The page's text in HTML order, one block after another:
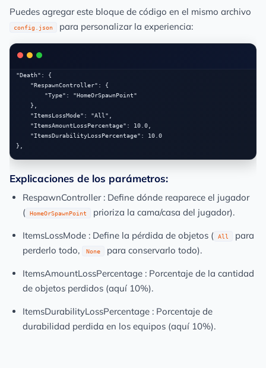
Puedes agregar este bloque de código en el mismo archivo
config.json para personalizar la experiencia:
"Death": {
Explicaciones de los parámetros:
RespawnController: Define dónde reaparece el jugador
( HomeOrSpawnPoint prioriza la cama/casa del jugador).
ItemsLossMode : Define la pérdida de objetos ( All
para
perderlo todo,
None para conservarlo todo).
ItemsAmountLossPercentage : Porcentaje de la cantidad
de objetos perdidos (aquí 10%).
ItemsDurabilityLossPercentage : Porcentaje de
durabilidad perdida en los equipos (aquí 10%).